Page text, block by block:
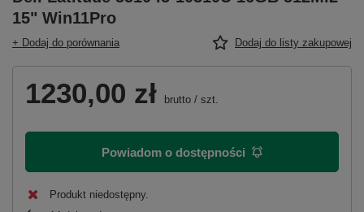
15" Win11Pro
+ Dodaj do porównania Dodaj do listy zakupowej
1230,00 zł brutto / szt.
Powiadom o dostępności
Produkt niedostępny